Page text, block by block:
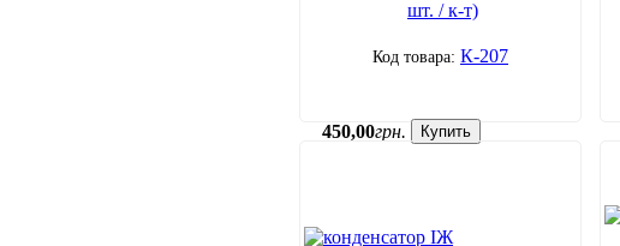
шт. / к-т)
К-207
450,00грн. Купить